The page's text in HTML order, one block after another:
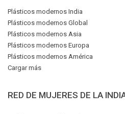
Plásticos modernos India
Plásticos modernos Global
Plásticos modernos Asia
Plásticos modernos Europa
Plásticos modernos América
Cargar más
RED DE MUJERES DE LA